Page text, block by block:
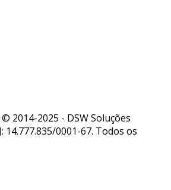
2014-2025 - DSW Soluções
14.777.835/0001-67. Todos os